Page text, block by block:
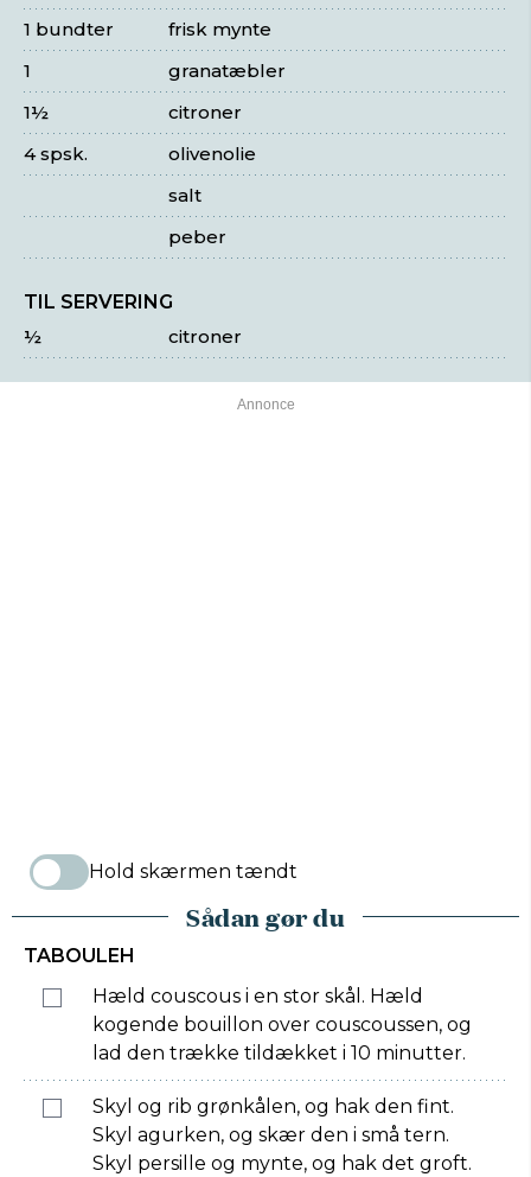
frisk mynte
1 bundter
granatæbler
1
citroner
1½
olivenolie
4 spsk.
salt
peber
TIL SERVERING
citroner
½
Hold skærmen tændt
Sådan gør du
TABOULEH
Hæld couscous i en stor skål. Hæld
kogende bouillon over couscoussen, og
lad den trække tildækket i 10 minutter.
Skyl og rib grønkålen, og hak den fint.
Skyl agurken, og skær den i små tern.
Skyl persille og mynte, og hak det groft.